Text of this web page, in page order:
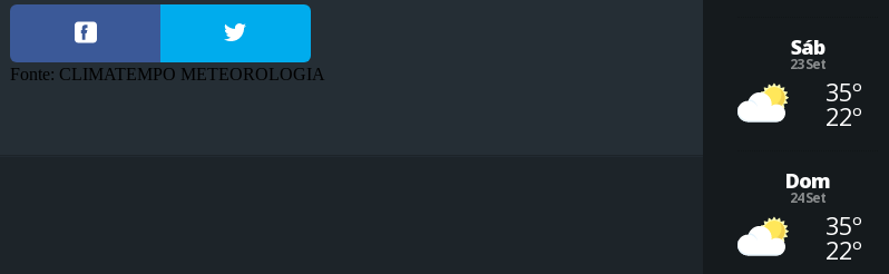
Fonte: CLIMATEMPO METEOROLOGIA
Sáb
23 Set
35º
22º
Dom
24 Set
35º
22º